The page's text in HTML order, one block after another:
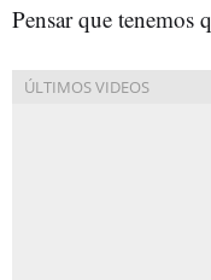
Pensar que tenemos